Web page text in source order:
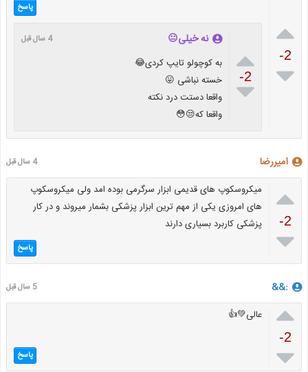

-2

پاسخ

-2

نه خیلی😐 4 سال قبل
به کوچولو تایپ کردی😂
خسته نباشی 😛
واقعا دستت درد نکته
واقعا که😒😳
امیررضا 4 سال قبل

-2

میکروسکوپ های قدیمی ابزار سرگرمی بوده امد ولی میکروسکوپ
های امروزی یکی از مهم ترین ابزار پزشکی بشمار میروند و در کار
پزشکی کاربرد بسیاری دارند
پاسخ
:&& 5 سال قبل

-2

عالی💚👍
پاسخ